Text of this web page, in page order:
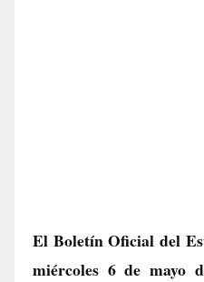
El Boletín Oficial del
miércoles 6 de mayo